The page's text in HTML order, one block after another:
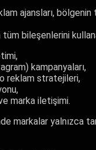
ajansları,
tüm bileşenlerini
kampanyaları,
reklam stratejileri,
marka iletişimi.
markalar yalnızca